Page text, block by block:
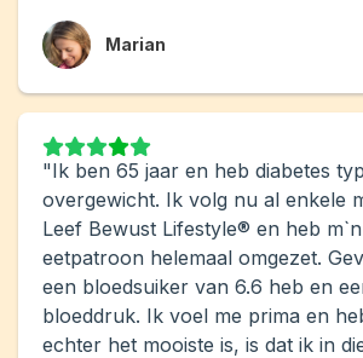
Marian
"Ik ben 65 jaar en heb diabetes
overgewicht. Ik volg nu al enkele
Leef Bewust Lifestyle® en heb
eetpatroon helemaal omgezet.
een bloedsuiker van 6.6 heb en
bloeddruk. Ik voel me prima en
echter het mooiste is, is dat ik in